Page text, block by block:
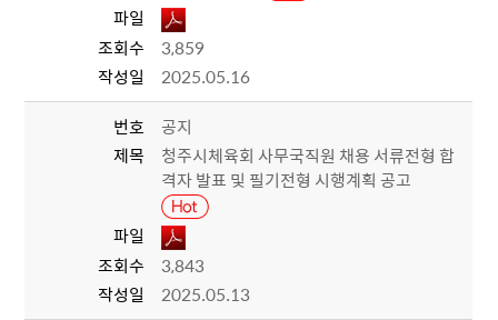
파일
조회수
3,859
작성일
2025.05.16
번호
공지
제목
청주시체육회 사무국직원 채용 서류전형 합
격자 발표 및 필기전형 시행계획 공고
파일
조회수
3,843
작성일
2025.05.13